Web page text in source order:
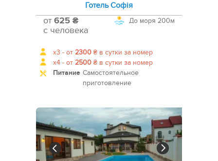
Готель Софія
До моря 200м
от 625 ₴
с человека
x3 - от 2300 ₴ в сутки за номер
x4 - от 2500 ₴ в сутки за номер
Питание Самостоятельное
приготовление